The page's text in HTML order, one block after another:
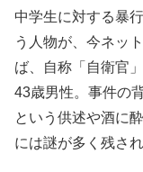
中学生に対する暴
う人物が、今ネッ
ば、自称「自衛官
43歳男性。事件の
という供述や酒に
には謎が多く残さ